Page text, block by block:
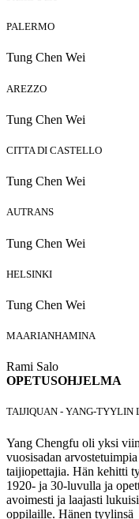
PALERMO
Tung Chen Wei
AREZZO
Tung Chen Wei
CITTA DI CASTELLO
Tung Chen Wei
AUTRANS
Tung Chen Wei
HELSINKI
Tung Chen Wei
MAARIANHAMINA
Rami Salo
OPETUSOHJELMA
TAIJIQUAN - YANG-TYYLIN
Yang Chengfu oli yksi
vuosisadan arvostetuimpia
taijiopettajia. Hän kehitti
1920- ja 30-luvulla ja
avoimesti ja laajasti
oppilaille. Hänen tyylinsä